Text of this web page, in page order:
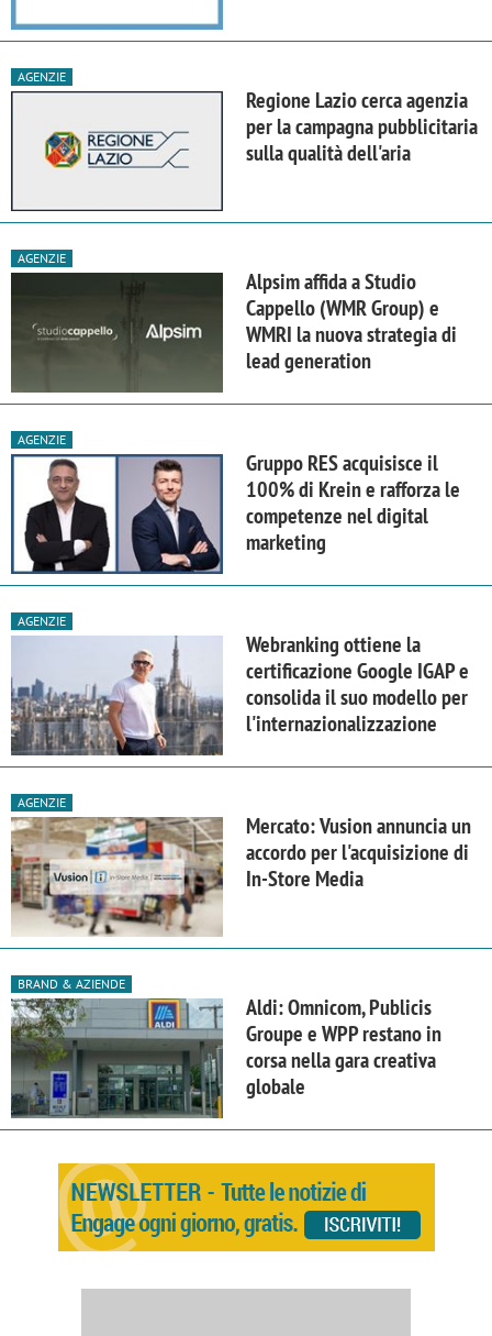
AGENZIE
Regione Lazio cerca agenzia
per la campagna pubblicitaria
sulla qualità dell'aria
AGENZIE
Alpsim affida a Studio
Cappello (WMR Group) e
WMRI la nuova strategia di
lead generation
AGENZIE
Gruppo RES acquisisce il
100% di Krein e rafforza le
competenze nel digital
marketing
AGENZIE
Webranking ottiene la
certificazione Google IGAP e
consolida il suo modello per
l'internazionalizzazione
AGENZIE
Mercato: Vusion annuncia un
accordo per l'acquisizione di
In-Store Media
BRAND & AZIENDE
Aldi: Omnicom, Publicis
Groupe e WPP restano in
corsa nella gara creativa
globale